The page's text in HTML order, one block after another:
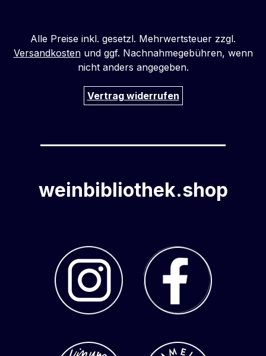
Alle Preise inkl. gesetzl. Mehrwertsteuer zzgl.
Versandkostenund ggf. Nachnahmegebühren, wenn
nicht anders angegeben.
Vertrag widerrufen
weinbibliothek.shop